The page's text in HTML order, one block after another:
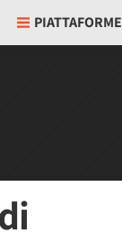
PIATTAFORME